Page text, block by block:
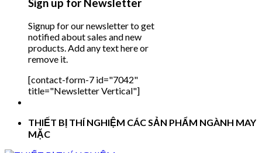
Sign up for Newsletter
Signup for our newsletter to get
notified about sales and new
products. Add any text here or
remove it.
[contact-form-7 id="7042"
title="Newsletter Vertical"]
THIẾT BỊ THÍ NGHIỆM CÁC SẢN PHẨM NGÀNH MAY
MẶC